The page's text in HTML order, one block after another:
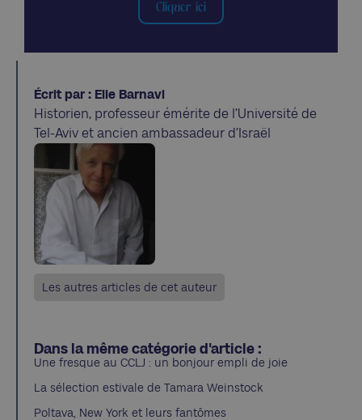
Cliquer ici
Écrit par : Elie Barnavi
Historien, professeur émérite de l’Université de
Tel-Aviv et ancien ambassadeur d’Israël
Les autres articles de cet auteur
Dans la même catégorie d'article :
Une fresque au CCLJ : un bonjour empli de joie
La sélection estivale de Tamara Weinstock
Poltava, New York et leurs fantômes